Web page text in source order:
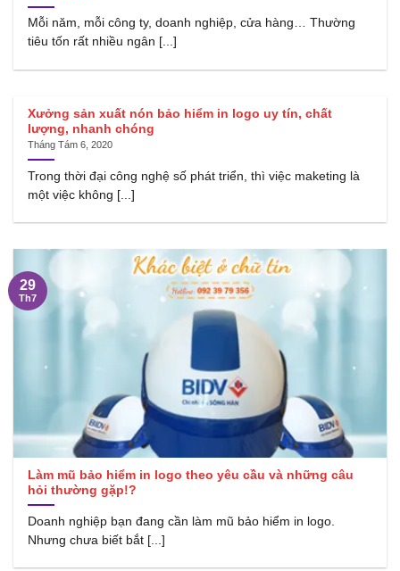
Mỗi năm, mỗi công ty, doanh nghiệp, cửa hàng… Thường
tiêu tốn rất nhiều ngân [...]
Xưởng sản xuất nón bảo hiểm in logo uy tín, chất
lượng, nhanh chóng
Tháng Tám 6, 2020
Trong thời đại công nghệ số phát triển, thì việc maketing là
một việc không [...]
Làm mũ bảo hiểm in logo theo yêu cầu và những câu
hỏi thường gặp!?
Doanh nghiệp bạn đang cần làm mũ bảo hiểm in logo.
Nhưng chưa biết bắt [...]
29
Th7